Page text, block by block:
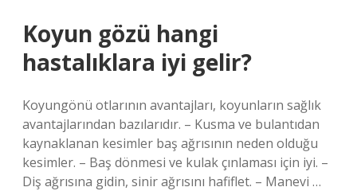
Koyun gözü hangi
hastalıklara iyi gelir?
Koyungönü otlarının avantajları, koyunların sağlık
avantajlarından bazılarıdır. – Kusma ve bulantıdan
kaynaklanan kesimler baş ağrısının neden olduğu
kesimler. – Baş dönmesi ve kulak çınlaması için iyi. –
Diş ağrısına gidin, sinir ağrısını hafiflet. – Manevi …